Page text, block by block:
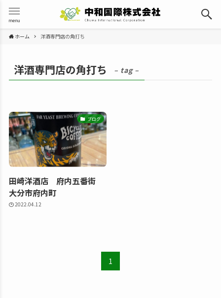
menu
ホーム 洋酒専門店の角打ち
洋酒専門店の角打ち – tag –
ブログ
田崎洋酒店 府内五番街
大分市府内町
2022.04.12
1